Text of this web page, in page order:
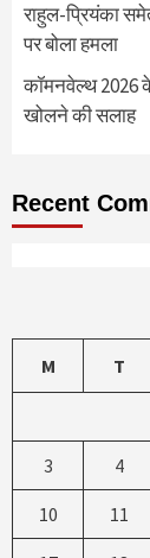
राहुल-प्रियंका
पर बोला हमला
कॉमनवेल्थ 2026
खोलने की सलाह
Recent
M T
3 4
10 11